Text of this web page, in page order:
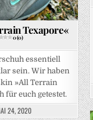
Texapore«
0 (0)
essentiell
sein. Wir haben
»All Terrain
für euch getestet.
24, 2020